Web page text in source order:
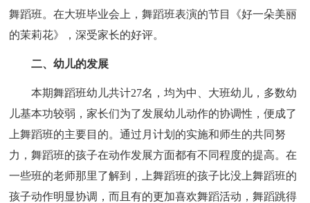
舞蹈班。在大班毕业会上，舞蹈班表演的节目《好一朵美丽
的茉莉花》，深受家长的好评。
二、幼儿的发展
本期舞蹈班幼儿共计27名，均为中、大班幼儿，多数幼
儿基本功较弱，家长们为了发展幼儿动作的协调性，便成了
上舞蹈班的主要目的。通过月计划的实施和师生的共同努
力，舞蹈班的孩子在动作发展方面都有不同程度的提高。在
一些班的老师那里了解到，上舞蹈班的孩子比没上舞蹈班的
孩子动作明显协调，而且有的更加喜欢舞蹈活动，舞蹈跳得